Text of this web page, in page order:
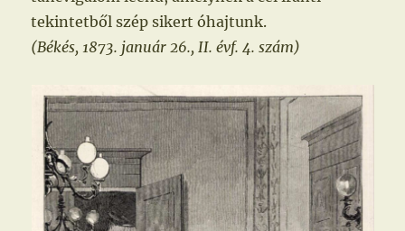
tekintetből szép sikert óhajtunk.
(Békés, 1873. január 26., II. évf. 4. szám)